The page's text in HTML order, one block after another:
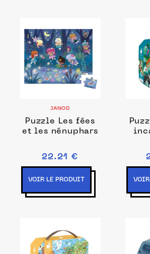
JANOD
Puzzle Les fées
et les nénuphars
22.21 €
VOIR LE PRODUIT